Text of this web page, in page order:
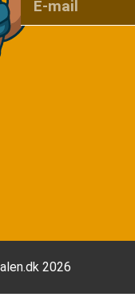
2026